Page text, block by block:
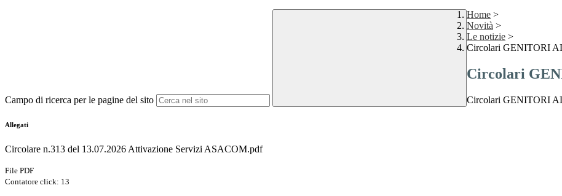
Campo di ricerca per le pagine del sito
Home >
Novità >
Le notizie >
Circolari GENITORI
Circolari
Circolari GENITORI
Allegati
Circolare n.313 del 13.07.2026 Attivazione Servizi ASACOM.pdf
File PDF
Contatore click: 13